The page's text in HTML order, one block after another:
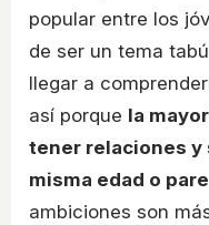
popular entre los
de ser un tema
llegar a
así porque la
tener relaciones y
misma edad o
ambiciones son